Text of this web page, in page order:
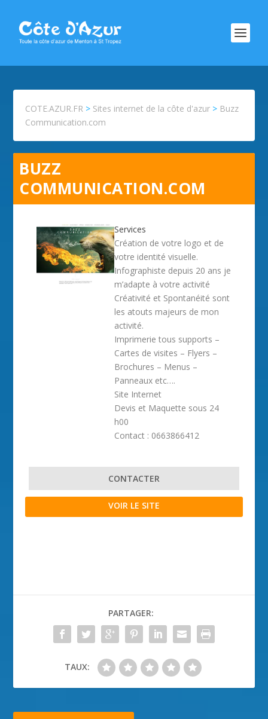
COTE.AZUR.FR > Sites internet de la côte d'azur > Buzz
Communication.com
BUZZ
COMMUNICATION.COM
Services
Création de votre logo et de
votre identité visuelle.
Infographiste depuis 20 ans je
m’adapte à votre activité
Créativité et Spontanéité sont
les atouts majeurs de mon
activité.
Imprimerie tous supports –
Cartes de visites – Flyers –
Brochures – Menus –
Panneaux etc….
Site Internet
Devis et Maquette sous 24
h00
Contact : 0663866412
CONTACTER
VOIR LE SITE
PARTAGER:
TAUX: